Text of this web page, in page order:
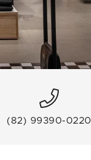
(82) 99390-0220